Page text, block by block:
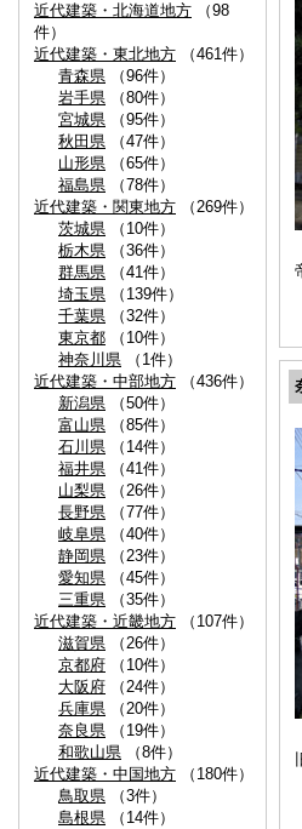
近代建築・北海道地方 （98
件）
近代建築・東北地方 （461件）
青森県 （96件）
岩手県 （80件）
宮城県 （95件）
秋田県 （47件）
山形県 （65件）
福島県 （78件）
近代建築・関東地方 （269件）
茨城県 （10件）
栃木県 （36件）
群馬県 （41件）
埼玉県 （139件）
千葉県 （32件）
東京都 （10件）
神奈川県 （1件）
近代建築・中部地方 （436件）
新潟県 （50件）
富山県 （85件）
石川県 （14件）
福井県 （41件）
山梨県 （26件）
長野県 （77件）
岐阜県 （40件）
静岡県 （23件）
愛知県 （45件）
三重県 （35件）
近代建築・近畿地方 （107件）
滋賀県 （26件）
京都府 （10件）
大阪府 （24件）
兵庫県 （20件）
奈良県 （19件）
和歌山県 （8件）
近代建築・中国地方 （180件）
鳥取県 （3件）
島根県 （14件）